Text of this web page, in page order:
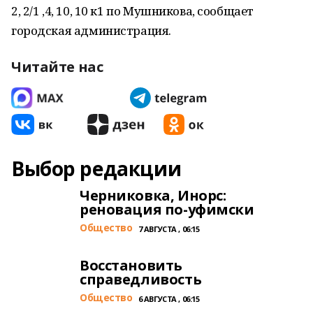
2, 2/1 ,4, 10, 10 к1 по Мушникова, сообщает
городская администрация.
Читайте нас
Выбор редакции
Черниковка, Инорс:
реновация по-уфимски
Общество 7 АВГУСТА , 06:15
Восстановить
справедливость
Общество 6 АВГУСТА , 06:15